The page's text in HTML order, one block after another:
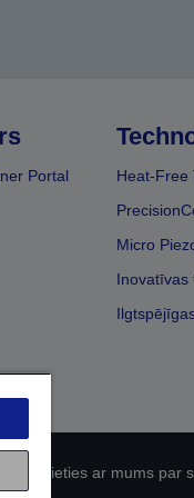
Portal
Heat-Free
Micro
Inovatīvas
Sazinieties ar mums par